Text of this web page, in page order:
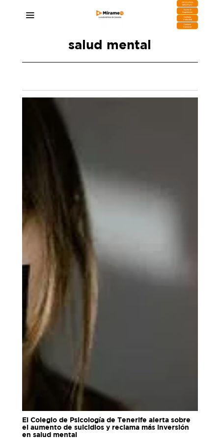
DESCARGA
MIRAPLAY
Buzón de
Sugerencias
Contratar
Publicidad
Contacto
Comercial
salud mental
El suicidio es la primera causa de muerte no
natural en Canarias según el Colegio Oficial de
El Colegio de Psicología de Tenerife alerta sobre
el aumento de suicidios y reclama más inversión
en salud mental